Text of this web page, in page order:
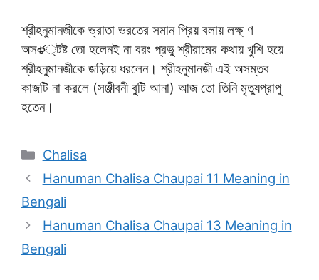
শ্রীহনুমানজীকে ভ্রাতা ভরতের সমান প্রিয় বলায় লক্ষ্ ণ
অসళ্টষ্ট তো হলেনই না বরং প্রভু শ্রীরামের কথায় খুশি হয়ে
শ্রীহনুমানজীকে জড়িয়ে ধরলেন। শ্রীহনুমানজী এই অসম্তব
কাজটি না করলে (সঞ্জীবনী বুটি আনা) আজ তো তিনি মৃত্যুপ্রাপু
হতেন।
Categories
Chalisa
Hanuman Chalisa Chaupai 11 Meaning in
Bengali
Hanuman Chalisa Chaupai 13 Meaning in
Bengali